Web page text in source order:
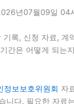
년07월09일 04
기록, 신청 자료,
간은 어떻게 되
정보보호위원회 자
니다. 필요한 자